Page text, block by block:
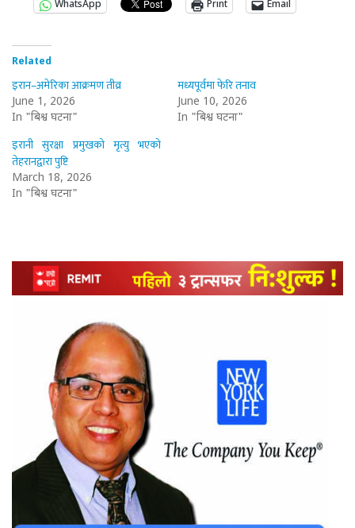
WhatsApp
Print Email
Related
इरान–अमेरिका आक्रमण तीव्र
June 1, 2026
In "बिश्व घटना"
मध्यपूर्वमा फेरि तनाव
June 10, 2026
In "बिश्व घटना"
इरानी सुरक्षा प्रमुखको मृत्यु भएको
तेहरानद्वारा पुष्टि
March 18, 2026
In "बिश्व घटना"